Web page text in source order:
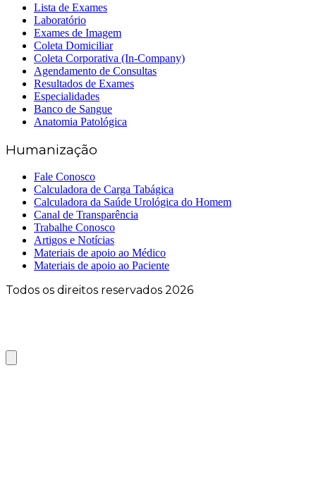
Lista de Exames
Laboratório
Exames de Imagem
Coleta Domiciliar
Coleta Corporativa (In-Company)
Agendamento de Consultas
Resultados de Exames
Especialidades
Banco de Sangue
Anatomia Patológica
Humanização
Fale Conosco
Calculadora de Carga Tabágica
Calculadora da Saúde Urológica do Homem
Canal de Transparência
Trabalhe Conosco
Artigos e Notícias
Materiais de apoio ao Médico
Materiais de apoio ao Paciente
Todos os direitos reservados 2026